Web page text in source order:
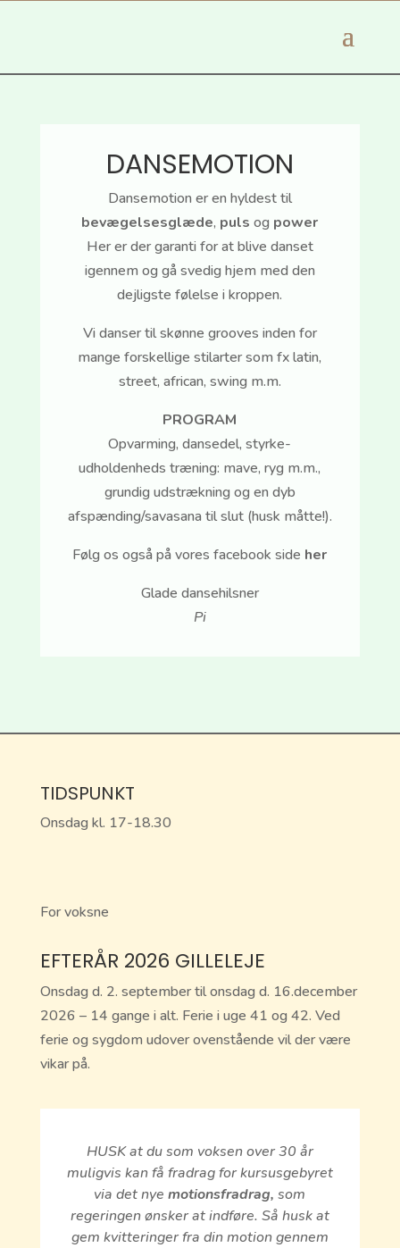
DANSEMOTION
Dansemotion er en hyldest til
bevægelsesglæde, puls og power
Her er der garanti for at blive danset
igennem og gå svedig hjem med den
dejligste følelse i kroppen.
Vi danser til skønne grooves inden for
mange forskellige stilarter som fx latin,
street, african, swing m.m.
PROGRAM
Opvarming, dansedel, styrke-
udholdenheds træning: mave, ryg m.m.,
grundig udstrækning og en dyb
afspænding/savasana til slut (husk måtte!).
Følg os også på vores facebook side her
Glade dansehilsner
Pi
TIDSPUNKT
Onsdag kl. 17-18.30
For voksne
EFTERÅR 2026 GILLELEJE
Onsdag d. 2. september til onsdag d. 16.december
2026 – 14 gange i alt. Ferie i uge 41 og 42. Ved
ferie og sygdom udover ovenstående vil der være
vikar på.
HUSK at du som voksen over 30 år
muligvis kan få fradrag for kursusgebyret
via det nyemotionsfradrag,som
regeringen ønsker at indføre. Så husk at
gem kvitteringer fra din motion gennem